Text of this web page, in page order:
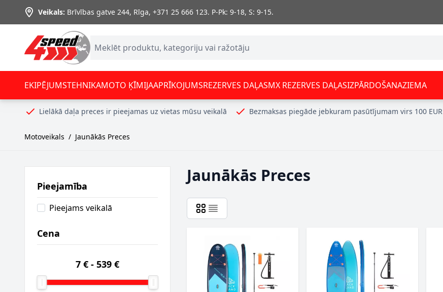
Skip to Content
Veikals: Brīvības gatve 244, Rīga, +371 25 666 123. P-Pk: 9-18, S: 9-15.
EKIPĒJUMSTEHNIKAMOTO ĶĪMIJAAPRĪKOJUMSREZERVES DAĻASMX REZERVES DAĻASIZPĀRDOŠANAZIEMA
Lielākā daļa preces ir pieejamas uz vietas mūsu veikalā Bezmaksas piegāde jebkuram pasūtījumam virs 100 EUR
Motoveikals / Jaunākās Preces
Pieejamība
Pieejams veikalā
Cena
7 € - 539 €
Jaunākās Preces